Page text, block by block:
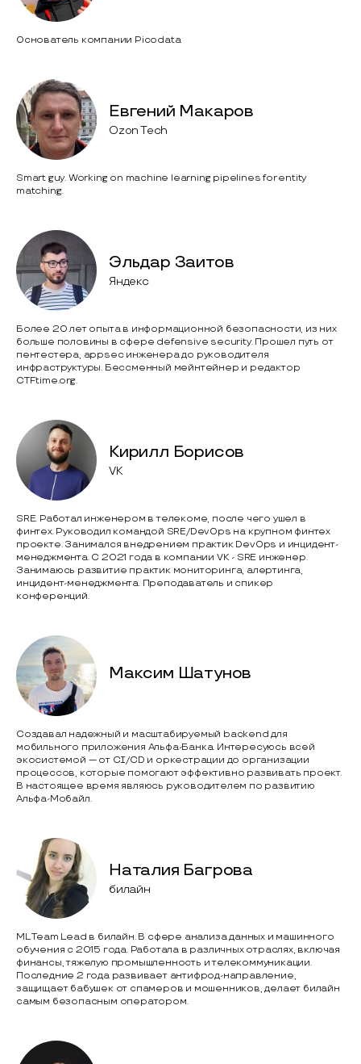
Основатель компании Picodata
Евгений Макаров
Ozon Tech
Smart guy. Working on machine learning pipelines for entity
matching.
Эльдар Заитов
Яндекс
Более 20 лет опыта в информационной безопасности, из них
больше половины в сфере defensive security. Прошел путь от
пентестера, appsec инженера до руководителя
инфраструктуры. Бессменный мейнтейнер и редактор
CTFtime.org.
Кирилл Борисов
VK
SRE. Работал инженером в телекоме, после чего ушел в
финтех. Руководил командой SRE/DevOps на крупном финтех
проекте. Занимался внедрением практик DevOps и инцидент-
менеджмента. С 2021 года в компании VK - SRE инженер.
Занимаюсь развитие практик мониторинга, алертинга,
инцидент-менеджмента. Преподаватель и спикер
конференций.
Максим Шатунов
Создавал надежный и масштабируемый backend для
мобильного приложения Альфа-Банка. Интересуюсь всей
экосистемой — от CI/CD и оркестрации до организации
процессов, которые помогают эффективно развивать проект.
В настоящее время являюсь руководителем по развитию
Альфа-Мобайл.
Наталия Багрова
билайн
ML Team Lead в билайн. В сфере анализа данных и машинного
обучения с 2015 года. Работала в различных отраслях, включая
финансы, тяжелую промышленность и телекоммуникации.
Последние 2 года развивает антифрод-направление,
защищает бабушек от спамеров и мошенников, делает билайн
самым безопасным оператором.